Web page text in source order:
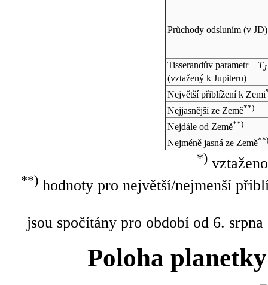
Průchody odsluním (v JD)
Tisserandův parametr – TJ
(vztažený k Jupiteru)
Největší přiblížení k Zemi
Nejjasnější ze Země**)
Nejdále od Země**)
Nejméně jasná ze Země**)
*)
**)hodnoty pro největší/nejmenší
jsou spočítány pro období od 6.
Poloha